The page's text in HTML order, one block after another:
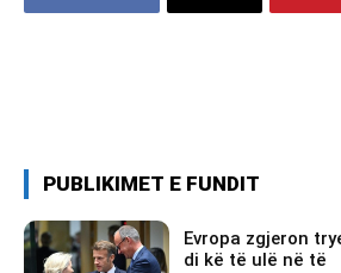
PUBLIKIMET E FUNDIT
Evropa zgjeron
di kë të ulë në të